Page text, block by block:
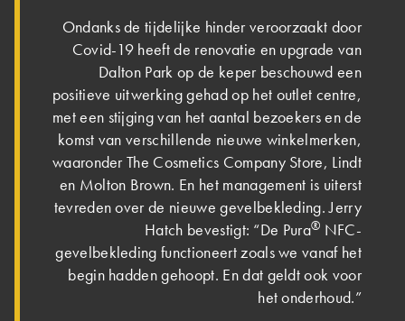
Ondanks de tijdelijke hinder veroorzaakt door
Covid-19 heeft de renovatie en upgrade van
Dalton Park op de keper beschouwd een
positieve uitwerking gehad op het outlet centre,
met een stijging van het aantal bezoekers en de
komst van verschillende nieuwe winkelmerken,
waaronder The Cosmetics Company Store, Lindt
en Molton Brown. En het management is uiterst
tevreden over de nieuwe gevelbekleding. Jerry
Hatch bevestigt: “De Pura® NFC-
gevelbekleding functioneert zoals we vanaf het
begin hadden gehoopt. En dat geldt ook voor
het onderhoud.”